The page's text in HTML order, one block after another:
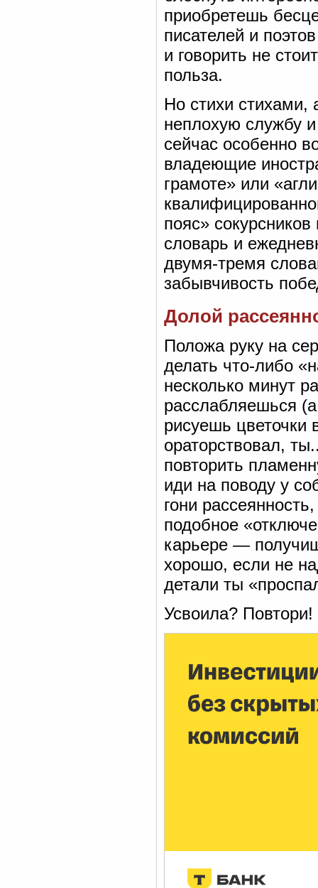
приобретешь
писателей и
и говорить не
польза.
Но стихи стихами,
неплохую службу
сейчас особенно
владеющие
грамоте» или
пояс»
словарь и
двумя-тремя
забывчивость
Долой
Положа руку на
делать что-либо
несколько минут
расслабляешься (а
рисуешь цветочки
ораторствовал,
повторить
иди на поводу у
гони
подобное
карьере —
хорошо, если не
детали ты
Усвоила? Повтори!